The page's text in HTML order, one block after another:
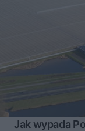
Jak wypada